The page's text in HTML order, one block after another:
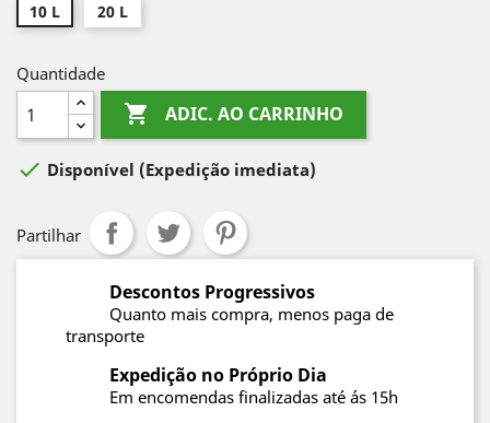
10 L 20 L
Quantidade
 ADIC. AO CARRINHO
 Disponível (Expedição imediata)
Partilhar
Descontos Progressivos
Quanto mais compra, menos paga de
transporte
Expedição no Próprio Dia
Em encomendas finalizadas até ás 15h